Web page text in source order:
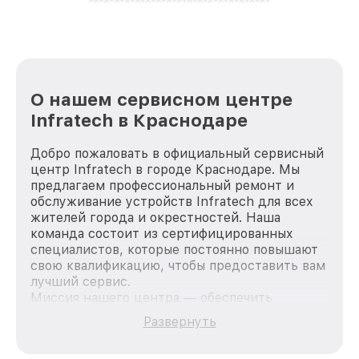
О нашем сервисном центре
Infratech в Краснодаре
Добро пожаловать в официальный сервисный
центр Infratech в городе Краснодаре. Мы
предлагаем профессиональный ремонт и
обслуживание устройств Infratech для всех
жителей города и окрестностей. Наша
команда состоит из сертифицированных
специалистов, которые постоянно повышают
свою квалификацию, чтобы предоставить вам
лучший сервис.
Миссия нашего центра — обеспечить
качественный и доступный ремонт для
каждого пользователя продукции Infratech,
Развернуть